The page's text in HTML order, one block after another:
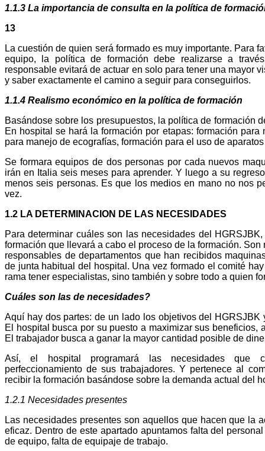
1.1.3 La importancia de consulta en la política de
13
La cuestión de quien será formado es muy importante. Para
equipo, la política de formación debe realizarse a
responsable evitará de actuar en solo para tener una mayor
y saber exactamente el camino a seguir para conseguirlos.
1.1.4 Realismo económico en la política de formación
Basándose sobre los presupuestos, la política de formación
En hospital se hará la formación por etapas: formación para
para manejo de ecografías, formación para el uso de
Se formara equipos de dos personas por cada nuevos
irán en Italia seis meses para aprender. Y luego a su
menos seis personas. Es que los medios en mano no nos
vez.
1.2 LA DETERMINACION DE LAS NECESIDADES
Para determinar cuáles son las necesidades del
formación que llevará a cabo el proceso de la formación.
responsables de departamentos que han recibidos
de junta habitual del hospital. Una vez formado el comité
rama tener especialistas, sino también y sobre todo a quien
Cuáles son las de necesidades?
Aquí hay dos partes: de un lado los objetivos del HGRSJBK
El hospital busca por su puesto a maximizar sus beneficios,
El trabajador busca a ganar la mayor cantidad posible de
Así, el hospital programará las necesidades que
perfeccionamiento de sus trabajadores. Y pertenece al
recibir la formación basándose sobre la demanda actual del
1.2.1 Necesidades presentes
Las necesidades presentes son aquellos que hacen que la
eficaz. Dentro de este apartado apuntamos falta del
de equipo, falta de equipaje de trabajo.